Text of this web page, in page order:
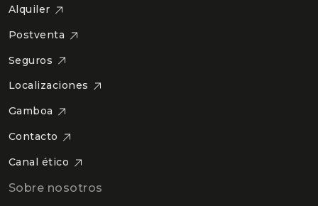
Alquiler
Postventa
Seguros
Localizaciones
Gamboa
Contacto
Canal ético
Sobre nosotros